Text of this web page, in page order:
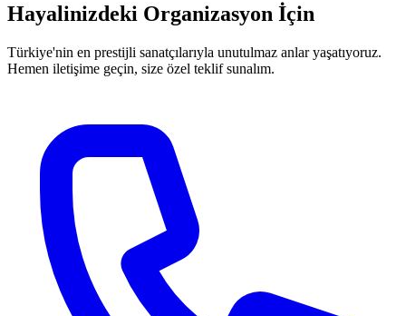
Hayalinizdeki Organizasyon İçin
Türkiye'nin en prestijli sanatçılarıyla unutulmaz anlar yaşatıyoruz.
Hemen iletişime geçin, size özel teklif sunalım.